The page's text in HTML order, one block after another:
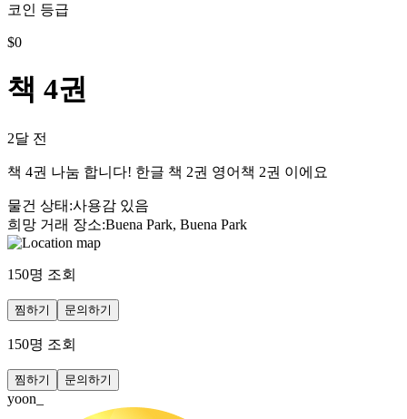
코인 등급
$0
책 4권
2달 전
책 4권 나눔 합니다! 한글 책 2권 영어책 2권 이에요
물건 상태 :사용감 있음
희망 거래 장소:Buena Park, Buena Park
150명 조회
찜하기 문의하기
150명 조회
찜하기 문의하기
yoon_